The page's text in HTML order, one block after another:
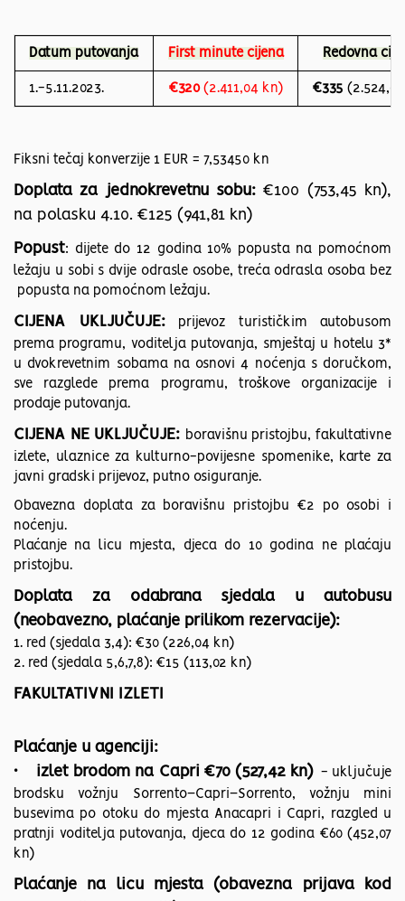
Datum putovanja First minute cijena Redovna
1.-5.11.2023. €320 (2.411,04 kn) €335
Fiksni tečaj konverzije 1 EUR = 7,53450 kn
Doplata za jednokrevetnu sobu:€100 (753,45 kn),
na polasku 4.10. €125 (941,81 kn)
Popust: dijete do 12 godina 10% popusta na pomoćnom
ležaju u sobi s dvije odrasle osobe, treća odrasla osoba bez
popusta na pomoćnom ležaju.
CIJENA UKLJUČUJE:prijevoz turističkim autobusom
prema programu, voditelja putovanja, smještaj u hotelu 3*
u dvokrevetnim sobama na osnovi 4 noćenja s doručkom,
sve razglede prema programu, troškove organizacije i
prodaje putovanja.
CIJENA NE UKLJUČUJE: boravišnu pristojbu, fakultativne
izlete, ulaznice za kulturno-povijesne spomenike, karte za
javni gradski prijevoz, putno osiguranje.
Obavezna doplata za boravišnu pristojbu €2 po osobi i
noćenju.
Plaćanje na licu mjesta, djeca do 10 godina ne plaćaju
pristojbu.
Doplata za odabrana sjedala u autobusu
(neobavezno, plaćanje prilikom rezervacije):
1. red (sjedala 3,4): €30 (226,04 kn)
2. red (sjedala 5,6,7,8): €15 (113,02 kn)
FAKULTATIVNI IZLETI
Plaćanje u agenciji:
• izlet brodom na Capri €70 (527,42 kn)- uključuje
brodsku vožnju Sorrento–Capri–Sorrento, vožnju mini
busevima po otoku do mjesta Anacapri i Capri, razgled u
pratnji voditelja putovanja, djeca do 12 godina €60 (452,07
kn)
Plaćanje na licu mjesta (obavezna prijava kod